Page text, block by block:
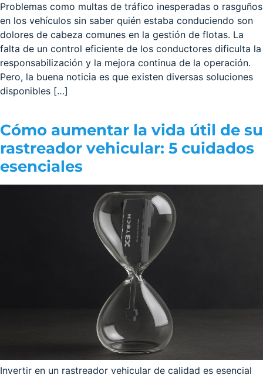
Problemas como multas de tráfico inesperadas o rasguños
en los vehículos sin saber quién estaba conduciendo son
dolores de cabeza comunes en la gestión de flotas. La
falta de un control eficiente de los conductores dificulta la
responsabilización y la mejora continua de la operación.
Pero, la buena noticia es que existen diversas soluciones
disponibles […]
Cómo aumentar la vida útil de su
rastreador vehicular: 5 cuidados
esenciales
Invertir en un rastreador vehicular de calidad es esencial